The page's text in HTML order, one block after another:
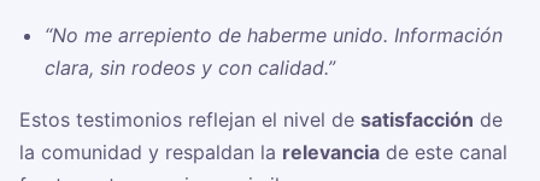
“No me arrepiento de haberme unido. Información
clara, sin rodeos y con calidad.”
Estos testimonios reflejan el nivel de satisfacción de
la comunidad y respaldan la relevancia de este canal